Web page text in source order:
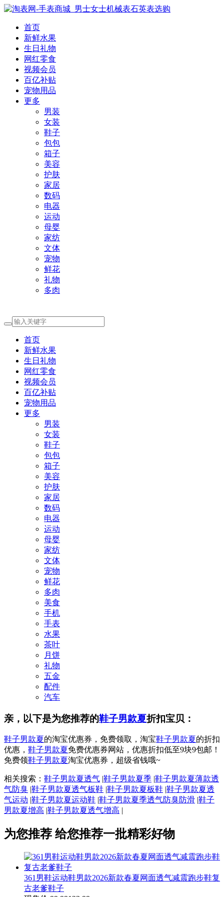
首页
新鲜水果
生日礼物
网红零食
视频会员
百亿补贴
宠物用品
更多
男装
女装
鞋子
包包
箱子
美容
护肤
家居
数码
电器
运动
母婴
家纺
文体
宠物
鲜花
礼物
多肉
首页
新鲜水果
生日礼物
网红零食
视频会员
百亿补贴
宠物用品
更多
男装
女装
鞋子
包包
箱子
美容
护肤
家居
数码
电器
运动
母婴
家纺
文体
宠物
鲜花
多肉
美食
手机
手表
水果
茶叶
月饼
礼物
五金
配件
汽车
亲，以下是为您推荐的鞋子男款夏折扣宝贝：
鞋子男款夏的淘宝优惠券，免费领取，淘宝鞋子男款夏的折扣
优惠， 鞋子男款夏免费优惠券网站，优惠折扣低至9块9包邮！
免费领鞋子男款夏淘宝优惠券，超级省钱哦~
相关搜索： 鞋子男款夏透气 |鞋子男款夏季 |鞋子男款夏薄款透
气防臭 |鞋子男款夏透气板鞋 |鞋子男款夏板鞋 |鞋子男款夏透
气运动 |鞋子男款夏运动鞋 |鞋子男款夏季透气防臭防滑 |鞋子
男款夏增高 |鞋子男款夏透气增高 |
为您推荐 给您推荐一批精彩好物
361男鞋运动鞋男款2026新款春夏网面透气减震跑步鞋复
古老爹鞋子